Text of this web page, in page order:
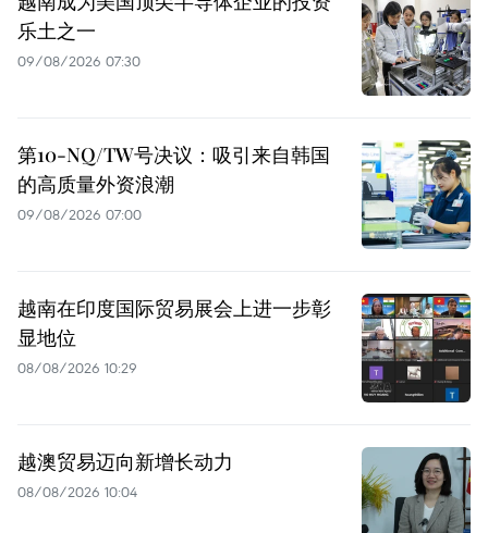
乐土之一
09/08/2026 07:30
第10-NQ/TW号决议：吸引来自韩国
的高质量外资浪潮
09/08/2026 07:00
越南在印度国际贸易展会上进一步彰
显地位
08/08/2026 10:29
越澳贸易迈向新增长动力
08/08/2026 10:04